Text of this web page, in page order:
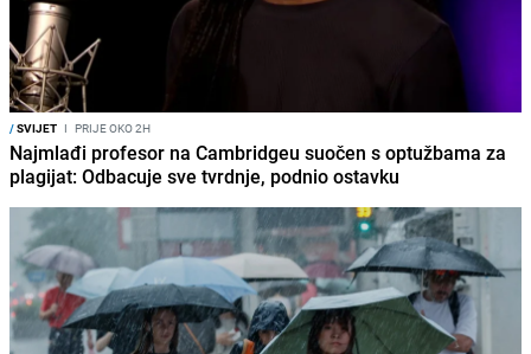
/SVIJET I PRIJE OKO 2H
Najmlađi profesor na Cambridgeu suočen s optužbama za
plagijat: Odbacuje sve tvrdnje, podnio ostavku